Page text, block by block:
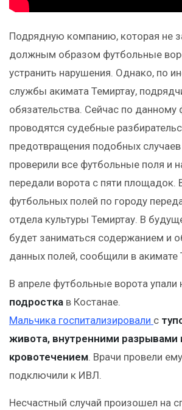
Подрядную компанию, которая не
должным образом футбольные
устранить нарушения. Однако, по
службы акимата Темиртау,
обязательства. Сейчас по данному
проводятся судебные
предотвращения подобных случаев
проверили все футбольные поля и
передали ворота с пяти площадок.
футбольных полей по городу
отдела культуры Темиртау. В
будет заниматься содержанием и
данных полей, сообщили в акимате
В апреле футбольные ворота упали
подростка в Костанае.
Мальчика госпитализировали с
живота, внутренними разрывами
кровотечением. Врачи провели
подключили к ИВЛ.
Несчастный случай произошел на